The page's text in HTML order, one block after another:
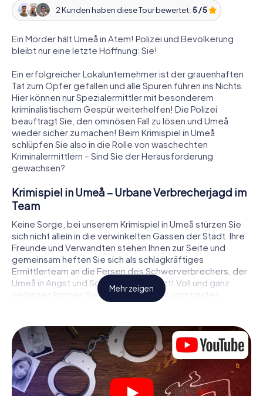
2 Kunden haben diese Tour bewertet:5 / 5
Ein Mörder hält Umeå in Atem! Polizei und Bevölkerung
bleibt nur eine letzte Hoffnung: Sie!
Ein erfolgreicher Lokalunternehmer ist der grauenhaften
Tat zum Opfer gefallen und alle Spuren führen ins Nichts.
Hier können nur Spezialermittler mit besonderem
kriminalistischem Gespür weiterhelfen! Die Polizei
beauftragt Sie, den ominösen Fall zu lösen und Umeå
wieder sicher zu machen! Beim Krimispiel in Umeå
schlüpfen Sie also in die Rolle von waschechten
Kriminalermittlern – Sind Sie der Herausforderung
gewachsen?
Krimispiel in Umeå – Urbane Verbrecherjagd im
Team
Keine Sorge, bei unserem Krimispiel in Umeå stürzen Sie
sich nicht allein in die verwinkelten Gassen der Stadt. Ihre
Freunde und Verwandten stehen Ihnen zur Seite und
gemeinsam heften Sie sich als schlagkräftiges
Ermittlerteam an die Fersen des Schwerverbrechers, der
Umeå in Angst und Schrecken versetzt! Voll und ganz
verlassen können Sie sich dabei auf Ihr wichtigstes
Ermittlerutensil, Ihr Smartphone. Mittels GPS-Navigation
zahlreichen Schauplätzen in Umeå, die mit der Tat in
Verbindung stehen, und schließlich zum Mörder. An jedem
Ort knacken Sie knifflige Rätsel und kommen so Stück für
Stück der Lösung des Falls immer näher. Anders als bei
einem klassischen Krimi Dinner in Umeå bestimmen also
Sie das Geschehen, bewegen sich an der frischen Luft
Mehr zeigen